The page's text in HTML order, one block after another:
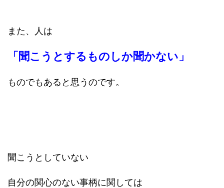
また、人は
「聞こうとするものしか聞かない」
ものでもあると思うのです。
聞こうとしていない
自分の関心のない事柄に関しては